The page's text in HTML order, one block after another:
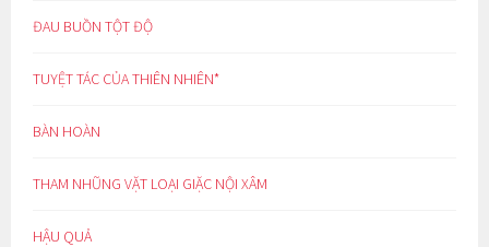
ĐAU BUỒN TỘT ĐỘ
TUYỆT TÁC CỦA THIÊN NHIÊN*
BÀN HOÀN
THAM NHŨNG VẶT LOẠI GIẶC NỘI XÂM
HẬU QUẢ